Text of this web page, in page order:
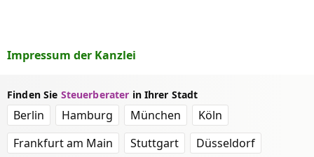
Impressum der Kanzlei
Finden Sie Steuerberater in Ihrer Stadt
Berlin Hamburg München
Köln
Frankfurt am Main
Stuttgart
Düsseldorf